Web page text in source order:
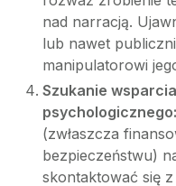
nad narracją.
lub nawet
manipulatorowi
Szukanie
psychologicznego:
(zwłaszcza
bezpieczeństwu)
skontaktować się